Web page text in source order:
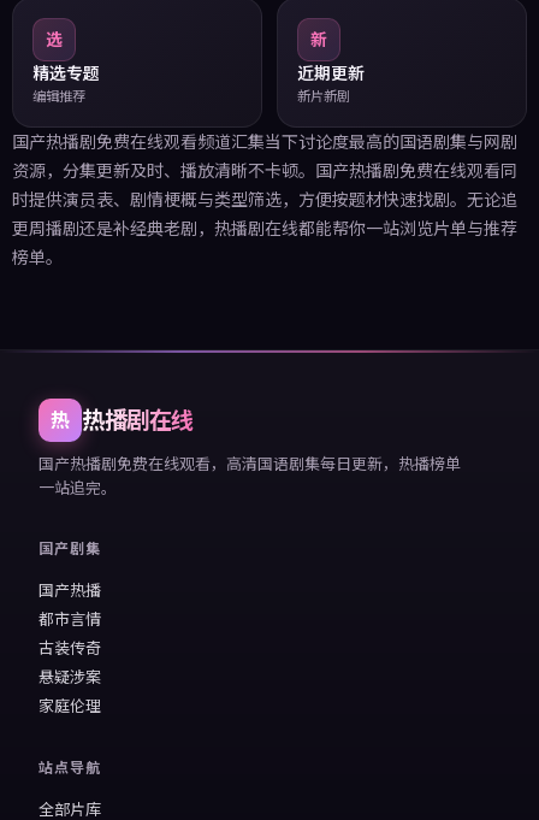
选
精选专题
编辑推荐
新
近期更新
新片新剧
国产热播剧免费在线观看频道汇集当下讨论度最高的国语剧集与网剧
资源，分集更新及时、播放清晰不卡顿。国产热播剧免费在线观看同
时提供演员表、剧情梗概与类型筛选，方便按题材快速找剧。无论追
更周播剧还是补经典老剧，热播剧在线都能帮你一站浏览片单与推荐
榜单。
热 热播剧在线
国产热播剧免费在线观看，高清国语剧集每日更新，热播榜单
一站追完。
国产剧集
国产热播
都市言情
古装传奇
悬疑涉案
家庭伦理
站点导航
全部片库